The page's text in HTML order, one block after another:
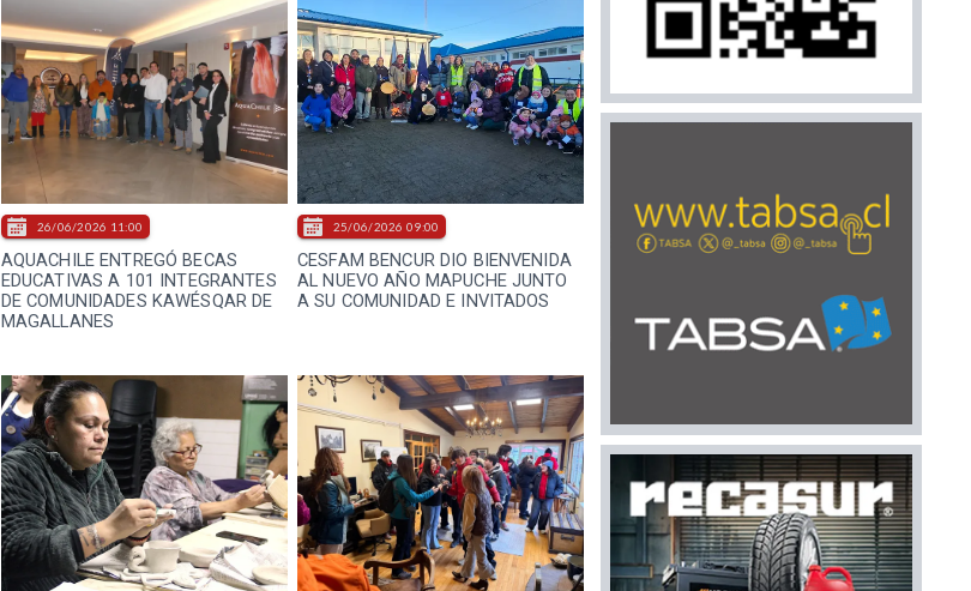
AQUACHILE ENTREGÓ BECAS
EDUCATIVAS A 101 INTEGRANTES
DE COMUNIDADES KAWÉSQAR DE
MAGALLANES
26/06/2026 11:00
CESFAM BENCUR DIO BIENVENIDA
AL NUEVO AÑO MAPUCHE JUNTO
A SU COMUNIDAD E INVITADOS
25/06/2026 09:00